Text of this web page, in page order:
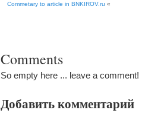
Commetary to article in BNKIROV.ru «
Comments
So empty here ... leave a comment!
Добавить комментарий